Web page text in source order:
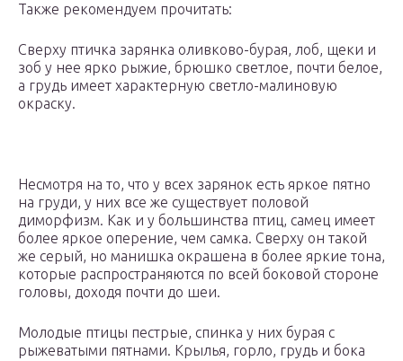
Также рекомендуем прочитать:
Сверху птичка зарянка оливково-бурая, лоб, щеки и
зоб у нее ярко рыжие, брюшко светлое, почти белое,
а грудь имеет характерную светло-малиновую
окраску.
Несмотря на то, что у всех зарянок есть яркое пятно
на груди, у них все же существует половой
диморфизм. Как и у большинства птиц, самец имеет
более яркое оперение, чем самка. Сверху он такой
же серый, но манишка окрашена в более яркие тона,
которые распространяются по всей боковой стороне
головы, доходя почти до шеи.
Молодые птицы пестрые, спинка у них бурая с
рыжеватыми пятнами. Крылья, горло, грудь и бока